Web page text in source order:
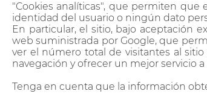
"Cookies analíticas", que permiten que
identidad del usuario o ningún dato
En particular, el sitio, bajo aceptación
web suministrada por Google, que
ver el número total de visitantes al
navegación y ofrecer un mejor servicio
Tenga en cuenta que la información